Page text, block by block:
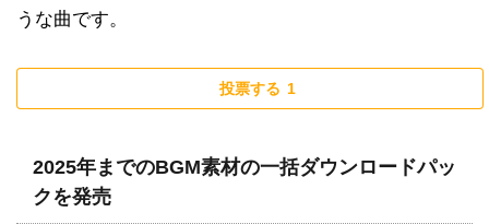
うな曲です。
投票する 1
2025年までのBGM素材の一括ダウンロードパッ
クを発売